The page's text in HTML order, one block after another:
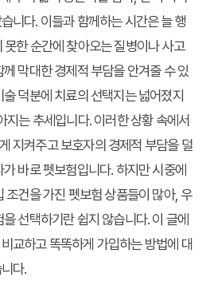
니다. 이들과 함께하는 시간은 늘 행
한 순간에 찾아오는 질병이나 사고
막대한 경제적 부담을 안겨줄 수 있
덕분에 치료의 선택지는 넓어졌지
지는 추세입니다. 이러한 상황 속에서
지켜주고 보호자의 경제적 부담을 덜
바로 펫보험입니다. 하지만 시중에
조건을 가진 펫보험 상품들이 많아, 우
을 선택하기란 쉽지 않습니다. 이 글에
교하고 똑똑하게 가입하는 방법에 대
다.